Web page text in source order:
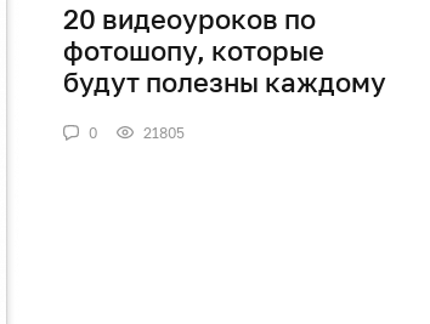
20 видеоуроков по
фотошопу, которые
будут полезны каждому
0 21805